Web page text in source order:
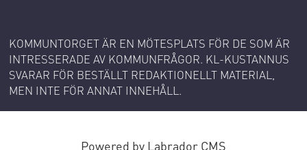
KOMMUNTORGET ÄR EN MÖTESPLATS FÖR DE SOM ÄR
INTRESSERADE AV KOMMUNFRÅGOR. KL-KUSTANNUS
SVARAR FÖR BESTÄLLT REDAKTIONELLT MATERIAL,
MEN INTE FÖR ANNAT INNEHÅLL.
Powered by Labrador CMS